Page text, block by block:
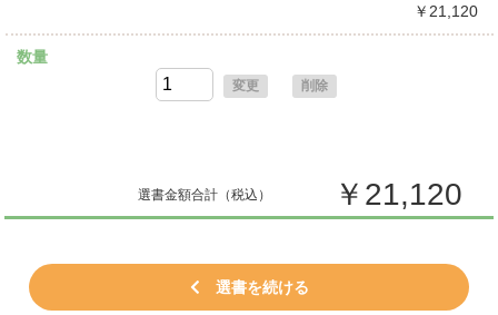
￥21,120
数量
変更 削除
選書金額合計（税込） ￥21,120
選書を続ける